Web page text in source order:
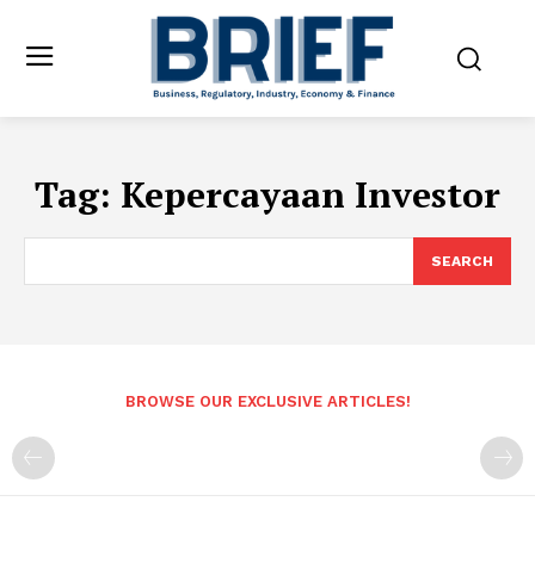
Tag: Kepercayaan Investor
SEARCH
BROWSE OUR EXCLUSIVE ARTICLES!